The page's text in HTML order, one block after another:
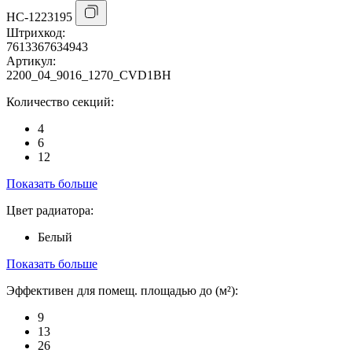
НС-1223195
Штрихкод:
7613367634943
Артикул:
2200_04_9016_1270_CVD1BH
Количество секций:
4
6
12
Показать больше
Цвет радиатора:
Белый
Показать больше
Эффективен для помещ. площадью до (м²):
9
13
26